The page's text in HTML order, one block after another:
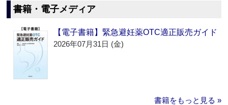
書籍・電子メディア
【電子書籍】緊急避妊薬OTC適正販売ガイド
2026年07月31日 (金)
書籍をもっと見る »